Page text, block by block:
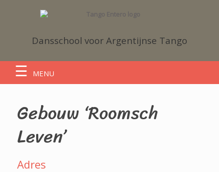
Dansschool voor Argentijnse Tango
MENU
Gebouw ‘Roomsch
Leven’
Adres